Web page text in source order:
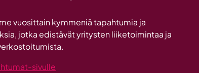
vuosittain kymmeniä tapahtumia ja
jotka edistävät yritysten liiketoimintaa ja
sivulle